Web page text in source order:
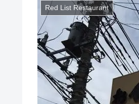
Red List Restaurant